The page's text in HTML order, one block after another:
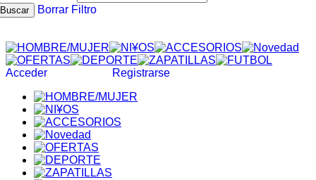
Buscar Borrar Filtro
Acceder Registrarse